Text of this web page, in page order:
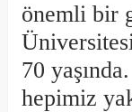
önemli bir
70
hepimiz